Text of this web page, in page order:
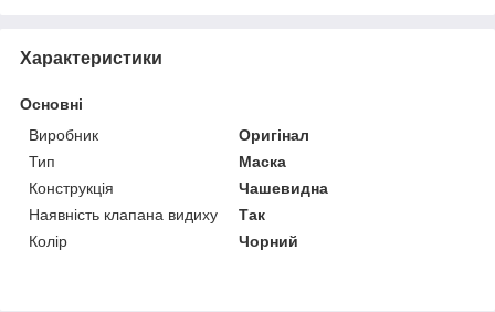
Характеристики
Основні
Виробник
Оригінал
Тип
Маска
Конструкція
Чашевидна
Наявність клапана видиху
Так
Колір
Чорний